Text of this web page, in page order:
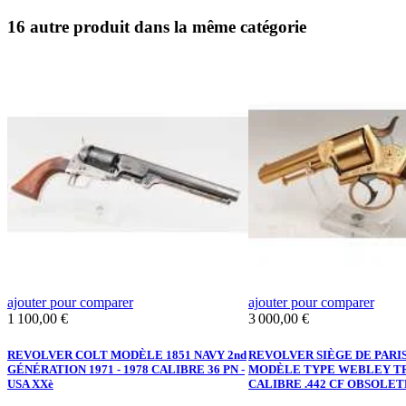
16 autre produit dans la même catégorie
ajouter pour comparer
Prix
1 100,00 €
REVOLVER COLT MODÈLE 1851 NAVY 2nd
GÉNÉRATION 1971 - 1978 CALIBRE 36 PN -
USA XXè
ajouter pour comparer
Prix
3 000,00 €
REVOLVER SIÈGE DE
MODÈLE TYPE WEBLEY
CALIBRE .442 CF